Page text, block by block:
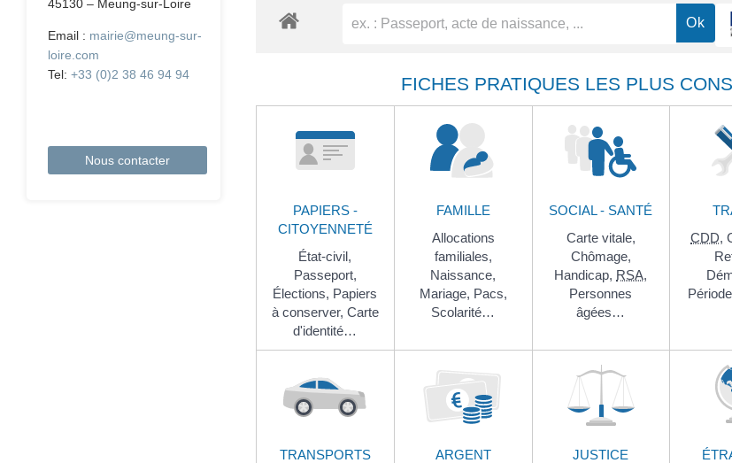
45130 – Meung-sur-Loire
Email : mairie@meung-sur-
loire.com
Tel:+33 (0)2 38 46 94 94
Nous contacter
FICHES PRATIQUES LES PLUS
PAPIERS -
CITOYENNETÉ
État-civil,
Passeport,
Élections, Papiers
à conserver, Carte
d'identité…
FAMILLE
Allocations
familiales,
Naissance,
Mariage, Pacs,
Scolarité…
SOCIAL - SANTÉ
Carte vitale,
Chômage,
Handicap, RSA,
Personnes
âgées…
CDD,
TRANSPORTS
ARGENT
JUSTICE